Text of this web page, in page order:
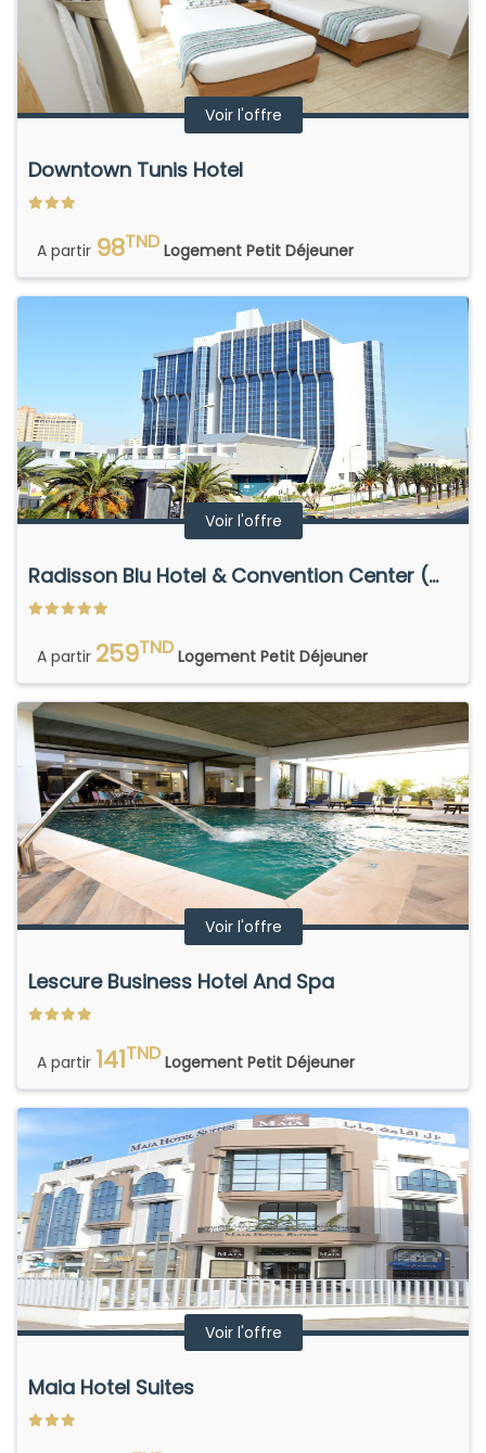
Voir l'offre
Downtown Tunis Hotel
A partir 98TND Logement Petit Déjeuner
Voir l'offre
Radisson Blu Hotel & Convention Center (ex Laico)
A partir 259TND Logement Petit Déjeuner
Voir l'offre
Lescure Business Hotel And Spa
A partir 141TND Logement Petit Déjeuner
Voir l'offre
Maia Hotel Suites